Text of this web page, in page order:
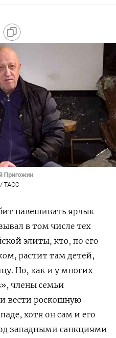
Пригожин
ТАСС
навешивать ярлык
в том числе тех
элиты, кто, по его
растит там детей,
Но, как и у многих
члены семьи
вести роскошную
хотя он сам и его
западными санкциями